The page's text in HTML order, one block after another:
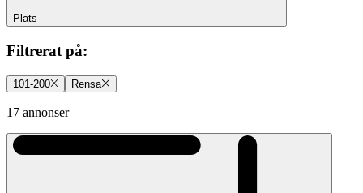
Plats
Filtrerat på:
101-200 Rensa
17 annonser